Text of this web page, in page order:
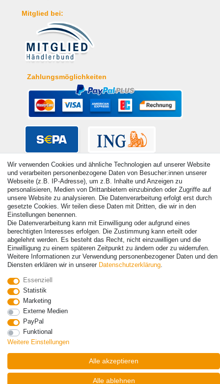
Mitglied bei:
Zahlungsmöglichkeiten
© Copyright 2026 | Alle Rechte vorbehalten. - Alle Rechte vorbehalten.
Preisangaben inkl. gesetzl. 19% MwSt. | Grundpreise siehe Artikeldetail | *Gilt für
Lieferungen nach Deutschland!
Vertrag widerrufen
Wir verwenden Cookies und ähnliche Technologien auf unserer Website
und verarbeiten personenbezogene Daten von Besucher:innen unserer
Webseite (z.B. IP-Adresse), um z.B. Inhalte und Anzeigen zu
personalisieren, Medien von Drittanbietern einzubinden oder Zugriffe auf
unsere Website zu analysieren. Die Datenverarbeitung erfolgt erst durch
gesetzte Cookies. Wir teilen diese Daten mit Dritten, die wir in den
Einstellungen benennen.
Die Datenverarbeitung kann mit Einwilligung oder aufgrund eines
berechtigten Interesses erfolgen. Die Zustimmung kann erteilt oder
abgelehnt werden. Es besteht das Recht, nicht einzuwilligen und die
Einwilligung zu einem späteren Zeitpunkt zu ändern oder zu widerrufen.
Weitere Informationen zur Verwendung personenbezogener Daten und den
Diensten erklären wir in unserer Daten­schutz­erklärung.
Essenziell
Statistik
Marketing
Externe Medien
PayPal
Funktional
Weitere Einstellungen
Alle akzeptieren
Alle ablehnen